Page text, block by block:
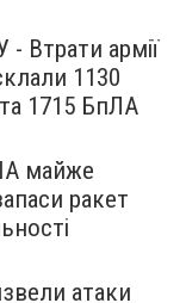
Втрати армії
1130
1715 БпЛА
майже
ракет
атаки